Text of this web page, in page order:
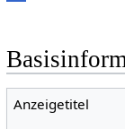
Anzeigetitel